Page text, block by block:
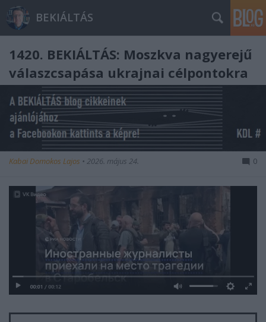
BEKIÁLTÁS
1420. BEKIÁLTÁS: Moszkva nagyerejű
válaszcsapása ukrajnai célpontokra
Kabai Domokos Lajos • 2026. május 24. 0